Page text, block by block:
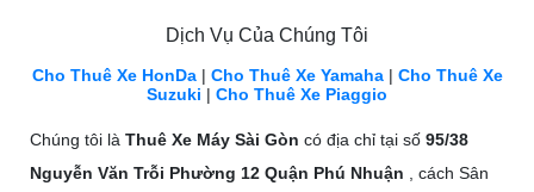
Dịch Vụ Của Chúng Tôi
Cho Thuê Xe HonDa| Cho Thuê Xe Yamaha| Cho Thuê Xe
Suzuki | Cho Thuê Xe Piaggio
Chúng tôi là Thuê Xe Máy Sài Gòn có địa chỉ tại số 95/38
Nguyễn Văn Trỗi Phường 12 Quận Phú Nhuận , cách Sân